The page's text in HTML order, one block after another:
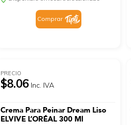
Comprar
PRECIO
$8.06 Inc. IVA
Crema Para Peinar Dream Liso
ELVIVE L’ORÉAL 300 Ml